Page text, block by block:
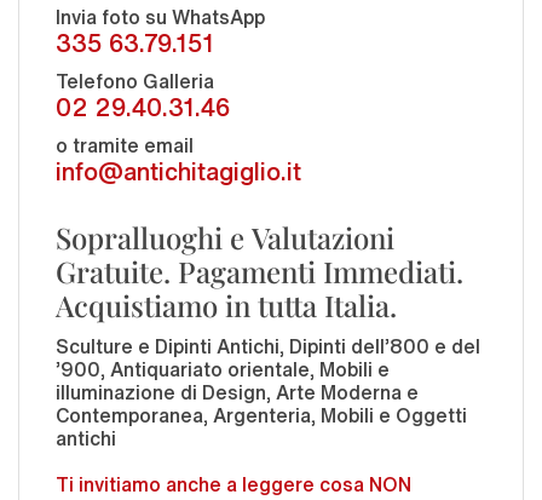
Invia foto su WhatsApp
335 63.79.151
Telefono Galleria
02 29.40.31.46
o tramite email
info@antichitagiglio.it
Sopralluoghi e Valutazioni
Gratuite. Pagamenti Immediati.
Acquistiamo in tutta Italia.
Sculture e Dipinti Antichi, Dipinti dell'800 e del
'900, Antiquariato orientale, Mobili e
illuminazione di Design, Arte Moderna e
Contemporanea, Argenteria, Mobili e Oggetti
antichi
Ti invitiamo anche a leggere cosa NON